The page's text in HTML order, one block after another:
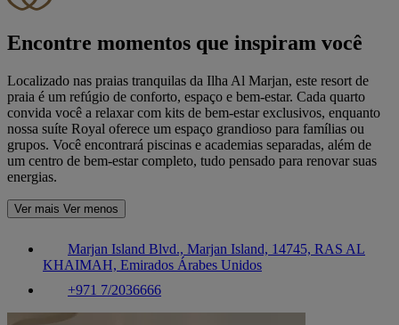
Encontre momentos que inspiram você
Localizado nas praias tranquilas da Ilha Al Marjan, este resort de
praia é um refúgio de conforto, espaço e bem-estar. Cada quarto
convida você a relaxar com kits de bem-estar exclusivos, enquanto
nossa suíte Royal oferece um espaço grandioso para famílias ou
grupos. Você encontrará piscinas e academias separadas, além de
um centro de bem-estar completo, tudo pensado para renovar suas
energias.
Ver mais Ver menos
Marjan Island Blvd., Marjan Island, 14745, RAS AL
KHAIMAH, Emirados Árabes Unidos
+971 7/2036666